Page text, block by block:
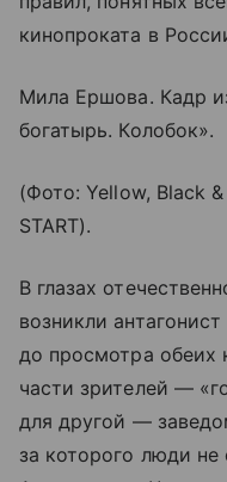
кинопроката в
Мила Ершова. Кадр
богатырь. Колобок».
(Фото: Yellow, Black
START).
В глазах
возникли
до просмотра обеих
части зрителей —
для другой —
за которого люди не